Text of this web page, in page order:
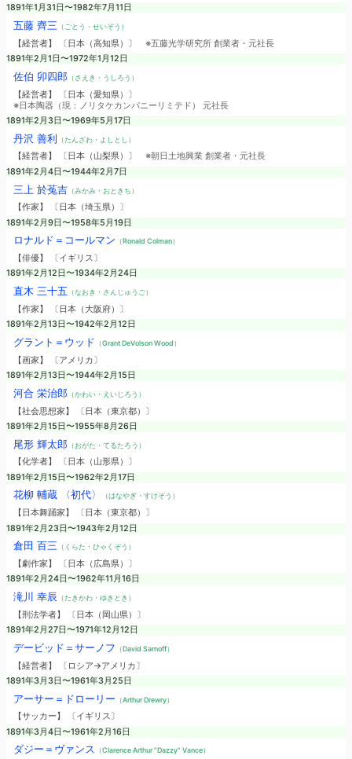
1891年1月31日〜1982年7月11日
五藤 齊三 （ごとう・せいぞう）
【経営者】 〔日本（高知県）〕 ※五藤光学研究所 創業者・元社長
1891年2月1日〜1972年1月12日
佐伯 卯四郎（さえき・うしろう）
【経営者】 〔日本（愛知県）〕
※日本陶器（現：ノリタケカンパニーリミテド） 元社長
1891年2月3日〜1969年5月17日
丹沢 善利 （たんざわ・よしとし）
【経営者】 〔日本（山梨県）〕 ※朝日土地興業 創業者・元社長
1891年2月4日〜1944年2月7日
三上 於菟吉（みかみ・おときち）
【作家】 〔日本（埼玉県）〕
1891年2月9日〜1958年5月19日
ロナルド＝コールマン （Ronald Colman）
【俳優】 〔イギリス〕
1891年2月12日〜1934年2月24日
直木 三十五 （なおき・さんじゅうご）
【作家】 〔日本（大阪府）〕
1891年2月13日〜1942年2月12日
グラント＝ウッド （Grant DeVolson Wood）
【画家】 〔アメリカ〕
1891年2月13日〜1944年2月15日
河合 栄治郎（かわい・えいじろう）
【社会思想家】 〔日本（東京都）〕
1891年2月15日〜1955年8月26日
尾形 輝太郎（おがた・てるたろう）
【化学者】 〔日本（山形県）〕
1891年2月15日〜1962年2月17日
花柳 輔蔵 〈初代〉 （はなやぎ・すけぞう）
【日本舞踊家】 〔日本（東京都）〕
1891年2月23日〜1943年2月12日
倉田 百三 （くらた・ひゃくぞう）
【劇作家】 〔日本（広島県）〕
1891年2月24日〜1962年11月16日
滝川 幸辰 （たきかわ・ゆきとき）
【刑法学者】 〔日本（岡山県）〕
1891年2月27日〜1971年12月12日
デービッド＝サーノフ （David Sarnoff）
【経営者】 〔ロシア→アメリカ〕
1891年3月3日〜1961年3月25日
アーサー＝ドローリー （Arthur Drewry）
【サッカー】 〔イギリス〕
1891年3月4日〜1961年2月16日
ダジー＝ヴァンス （Clarence Arthur “Dazzy” Vance）